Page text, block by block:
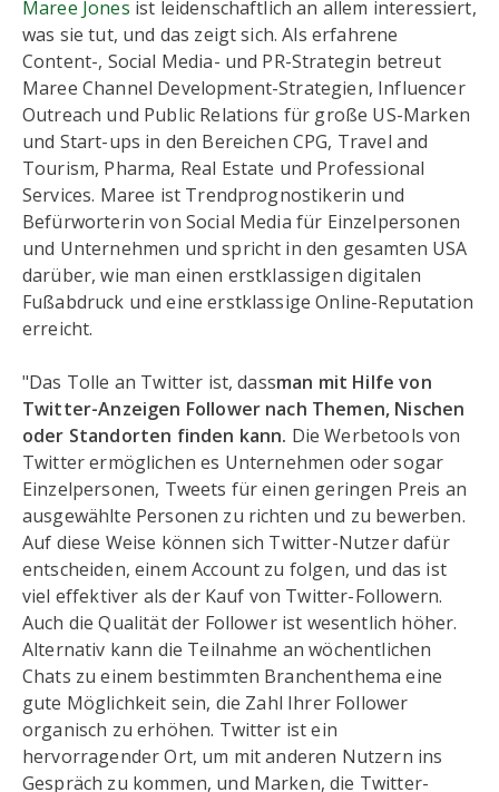
Maree Jones ist leidenschaftlich an allem interessiert,
was sie tut, und das zeigt sich. Als erfahrene
Content-, Social Media- und PR-Strategin betreut
Maree Channel Development-Strategien, Influencer
Outreach und Public Relations für große US-Marken
und Start-ups in den Bereichen CPG, Travel and
Tourism, Pharma, Real Estate und Professional
Services. Maree ist Trendprognostikerin und
Befürworterin von Social Media für Einzelpersonen
und Unternehmen und spricht in den gesamten USA
darüber, wie man einen erstklassigen digitalen
Fußabdruck und eine erstklassige Online-Reputation
erreicht.
"Das Tolle an Twitter ist, dassman mit Hilfe von
Twitter-Anzeigen Follower nach Themen, Nischen
oder Standorten finden kann. Die Werbetools von
Twitter ermöglichen es Unternehmen oder sogar
Einzelpersonen, Tweets für einen geringen Preis an
ausgewählte Personen zu richten und zu bewerben.
Auf diese Weise können sich Twitter-Nutzer dafür
entscheiden, einem Account zu folgen, und das ist
viel effektiver als der Kauf von Twitter-Followern.
Auch die Qualität der Follower ist wesentlich höher.
Alternativ kann die Teilnahme an wöchentlichen
Chats zu einem bestimmten Branchenthema eine
gute Möglichkeit sein, die Zahl Ihrer Follower
organisch zu erhöhen. Twitter ist ein
hervorragender Ort, um mit anderen Nutzern ins
Gespräch zu kommen, und Marken, die Twitter-